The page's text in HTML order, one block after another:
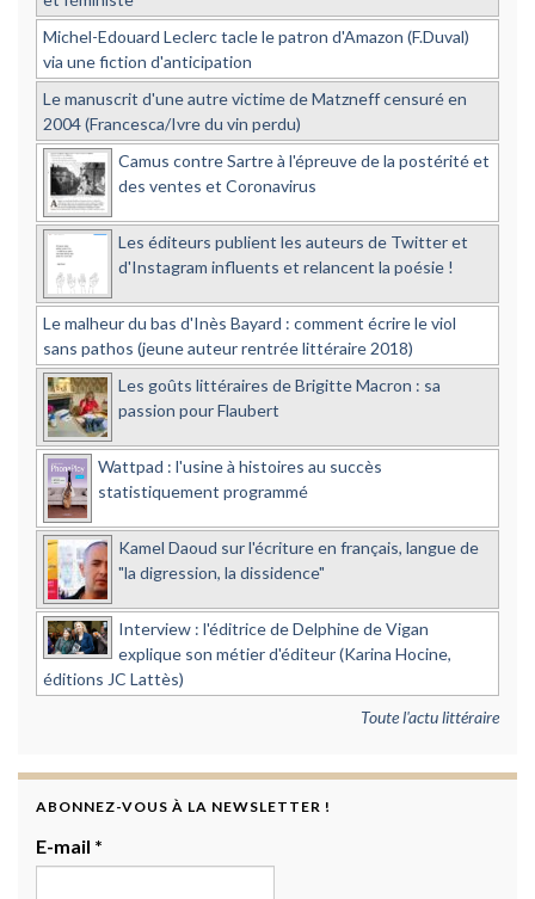
Michel-Edouard Leclerc tacle le patron d'Amazon (F.Duval)
via une fiction d'anticipation
Le manuscrit d'une autre victime de Matzneff censuré en
2004 (Francesca/Ivre du vin perdu)
Camus contre Sartre à l'épreuve de la postérité et
des ventes et Coronavirus
Les éditeurs publient les auteurs de Twitter et
d'Instagram influents et relancent la poésie !
Le malheur du bas d'Inès Bayard : comment écrire le viol
sans pathos (jeune auteur rentrée littéraire 2018)
Les goûts littéraires de Brigitte Macron : sa
passion pour Flaubert
Wattpad : l'usine à histoires au succès
statistiquement programmé
Kamel Daoud sur l'écriture en français, langue de
"la digression, la dissidence"
Interview : l'éditrice de Delphine de Vigan
explique son métier d'éditeur (Karina Hocine,
éditions JC Lattès)
Toute l'actu littéraire
ABONNEZ-VOUS À LA NEWSLETTER !
E-mail *